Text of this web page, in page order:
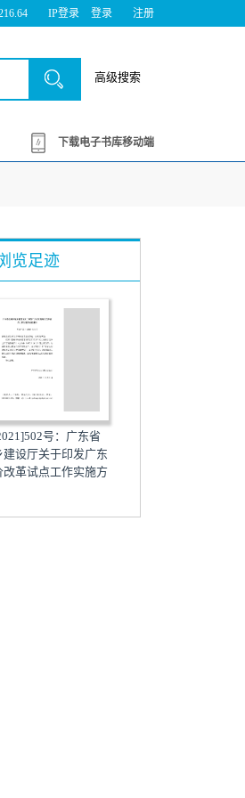
IP登录 登录 注册
高级搜索
下载电子书库移动端
览足迹
号：广东省
建设厅关于印发广东
改革试点工作实施方